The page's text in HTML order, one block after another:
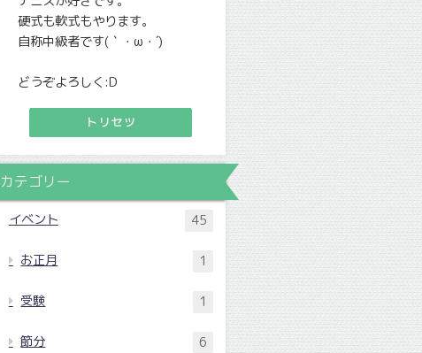
硬式も軟式もやります。
自称中級者です(｀・ω・´)
どうぞよろしく:D
トリセツ
カテゴリー
イベント 45
お正月 1
受験 1
節分 6